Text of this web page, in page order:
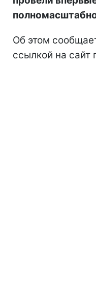
Об этом
ссылкой на сайт